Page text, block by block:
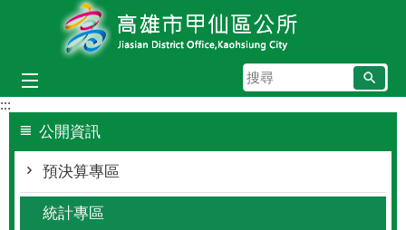
跳到主要內容區塊
搜
尋
:::
公開資訊
預決算專區
統計專區